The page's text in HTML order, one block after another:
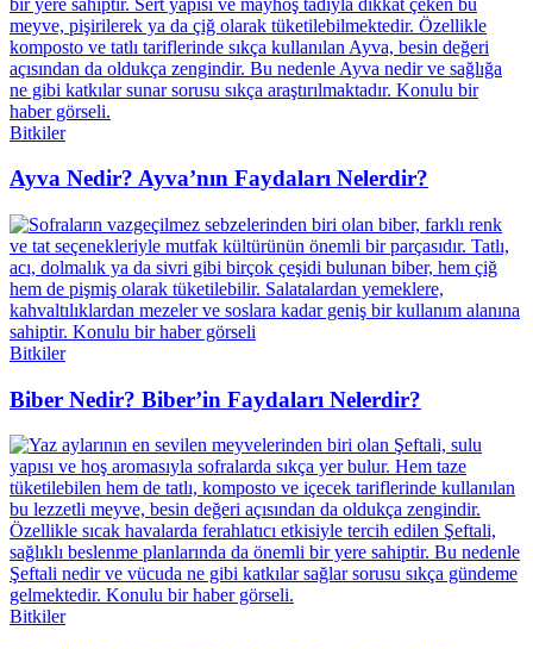
Bitkiler
Ayva Nedir? Ayva’nın Faydaları Nelerdir?
Bitkiler
Biber Nedir? Biber’in Faydaları Nelerdir?
Bitkiler